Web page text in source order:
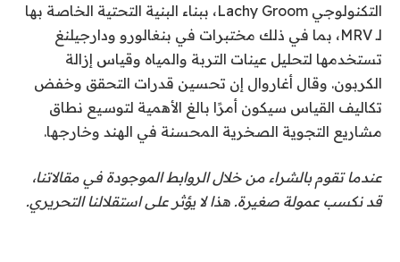
التكنولوجي Lachy Groom، ببناء البنية التحتية الخاصة بها
لـ MRV، بما في ذلك مختبرات في بنغالورو ودارجيلنغ
تستخدمها لتحليل عينات التربة والمياه وقياس إزالة
الكربون. وقال أغاروال إن تحسين قدرات التحقق وخفض
تكاليف القياس سيكون أمرًا بالغ الأهمية لتوسيع نطاق
مشاريع التجوية الصخرية المحسنة في الهند وخارجها.
عندما تقوم بالشراء من خلال الروابط الموجودة في مقالاتنا،
قد نكسب عمولة صغيرة. هذا لا يؤثر على استقلالنا التحريري.